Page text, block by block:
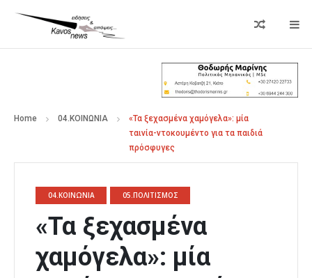
Home 04.ΚΟΙΝΩΝΙΑ
«Τα ξεχασμένα χαμόγελα»: μία
ταινία-ντοκουμέντο για τα παιδιά
πρόσφυγες
04.ΚΟΙΝΩΝΙΑ 05.ΠΟΛΙΤΙΣΜΟΣ
«Τα ξεχασμένα
χαμόγελα»: μία